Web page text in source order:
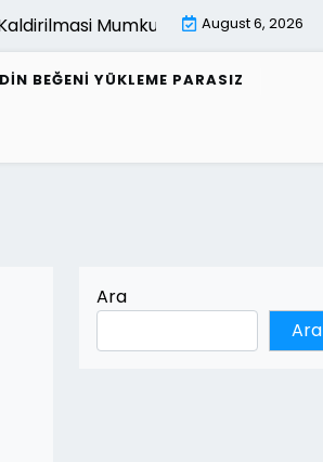
Mumkun Mu |E Fatura Alici
August 6, 2026
BEĞENI YÜKLEME PARASIZ
Ara
Ara